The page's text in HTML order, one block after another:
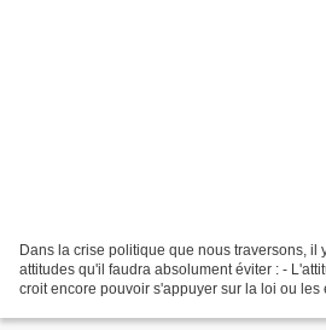
Dans la crise politique que nous traversons, il
attitudes qu'il faudra absolument éviter : -
croit encore pouvoir s'appuyer sur la loi ou